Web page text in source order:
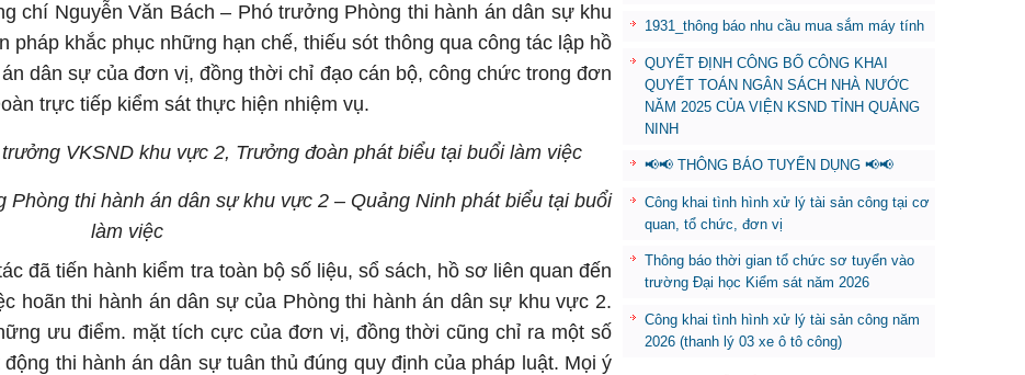
chí Nguyễn Văn Bách – Phó trưởng Phòng thi hành án dân sự khu
pháp khắc phục những hạn chế, thiếu sót thông qua công tác lập hồ
dân sự của đơn vị, đồng thời chỉ đạo cán bộ, công chức trong đơn
trực tiếp kiểm sát thực hiện nhiệm vụ.
VKSND khu vực 2, Trưởng đoàn phát biểu tại buổi làm việc
thi hành án dân sự khu vực 2 – Quảng Ninh phát biểu tại buổi
làm việc
đã tiến hành kiểm tra toàn bộ số liệu, sổ sách, hồ sơ liên quan đến
hoãn thi hành án dân sự của Phòng thi hành án dân sự khu vực 2.
ưu điểm. mặt tích cực của đơn vị, đồng thời cũng chỉ ra một số
thi hành án dân sự tuân thủ đúng quy định của pháp luật. Mọi ý
1931_thông báo nhu cầu mua sắm máy tính
QUYẾT ĐỊNH CÔNG BỐ CÔNG KHAI
QUYẾT TOÁN NGÂN SÁCH NHÀ NƯỚC
NĂM 2025 CỦA VIỆN KSND TỈNH QUẢNG
NINH
📢📢 THÔNG BÁO TUYỂN DỤNG 📢📢
Công khai tình hình xử lý tài sản công tại cơ
quan, tổ chức, đơn vị
Thông báo thời gian tổ chức sơ tuyển vào
trường Đại học Kiểm sát năm 2026
Công khai tình hình xử lý tài sản công năm
2026 (thanh lý 03 xe ô tô công)